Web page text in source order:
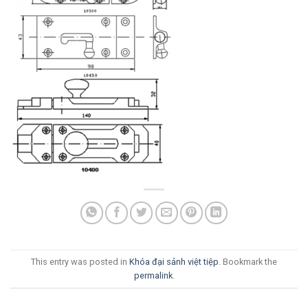
This entry was posted in Khóa đại sảnh việt tiệp . Bookmark the
permalink.